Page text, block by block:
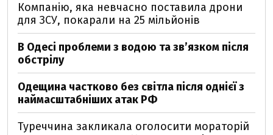
Компанію, яка невчасно поставила дрони
для ЗСУ, покарали на 25 мільйонів
В Одесі проблеми з водою та звʼязком після
обстрілу
Одещина частково без світла після однієї з
наймасштабніших атак РФ
Туреччина закликала оголосити мораторій